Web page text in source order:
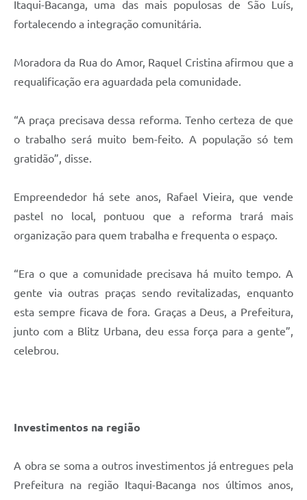
Itaqui-Bacanga, uma das mais populosas de São Luís,
fortalecendo a integração comunitária.
Moradora da Rua do Amor, Raquel Cristina afirmou que a
requalificação era aguardada pela comunidade.
“A praça precisava dessa reforma. Tenho certeza de que
o trabalho será muito bem-feito. A população só tem
gratidão”, disse.
Empreendedor há sete anos, Rafael Vieira, que vende
pastel no local, pontuou que a reforma trará mais
organização para quem trabalha e frequenta o espaço.
“Era o que a comunidade precisava há muito tempo. A
gente via outras praças sendo revitalizadas, enquanto
esta sempre ficava de fora. Graças a Deus, a Prefeitura,
junto com a Blitz Urbana, deu essa força para a gente”,
celebrou.
Investimentos na região
A obra se soma a outros investimentos já entregues pela
Prefeitura na região Itaqui-Bacanga nos últimos anos,